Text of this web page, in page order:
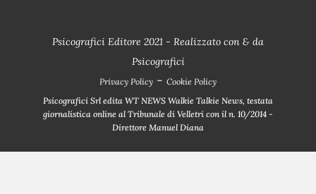
Psicografici Editore 2021 - Realizzato con & da
Psicografici
Privacy Policy - Cookie Policy
Psicografici Srl edita WT NEWS Walkie Talkie News, testata
giornalistica online al Tribunale di Velletri con il n. 10/2014 -
Direttore Manuel Diana